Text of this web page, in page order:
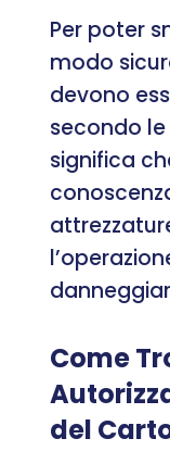
Per poter
modo
devono
secondo
significa
Come
del